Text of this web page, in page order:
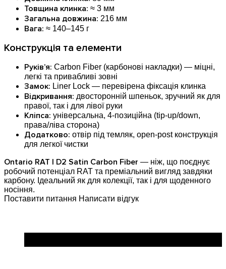
Товщина клинка: ≈ 3 мм
Загальна довжина: 216 мм
Вага: ≈ 140–145 г
Конструкція та елементи
Руків’я: Carbon Fiber (карбонові накладки) — міцні,
легкі та привабливі зовні
Замок: Liner Lock — перевірена фіксація клинка
Відкривання: двосторонній шпеньок, зручний як для
правої, так і для лівої руки
Кліпса: універсальна, 4-позиційна (tip-up/down,
права/ліва сторона)
Додатково: отвір під темляк, open-post конструкція
для легкої чистки
Ontario RAT I D2 Satin Carbon Fiber — ніж, що поєднує
робочий потенціал RAT та преміальний вигляд завдяки
карбону. Ідеальний як для колекції, так і для щоденного
носіння.
Поставити питання Написати відгук